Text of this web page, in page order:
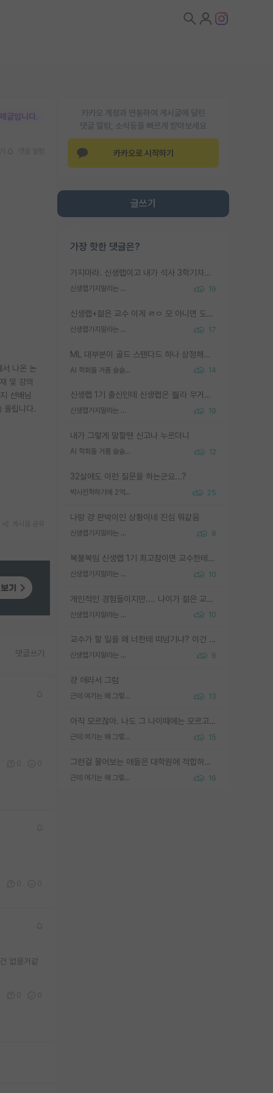
카카오 계정과 연동하여 게시글에 달린
댓글 알람, 소식등을 빠르게 받아보세요
카카오로 시작하기
글쓰기
가장 핫한 댓글은?
가지마라. 신생랩이고 내가 석사 3학기차인데 최고참인데 나도 아무것도 모르는데 교수가 후배들 왜 논문 교육 안시키냐. 논문 왜 안 써오냐 닦달한다
신생랩가지말라는 이유가 있었구나 19
신생랩+젊은 교수 이게 ㄹㅇ 모 아니면 도인듯.
신생랩가지말라는 이유가 있었구나 17
ML 대부분이 골드 스탠다드 하나 상정해놓고 (벤치마크 데이터셋이 여러 개면 여러 개 상정) 그거 얼마나 잘 맞추나 싸움임 가끔 번뜩이는 설계 철학을 보여주는 논문들도 있지만 대부분 그거 성적 얼마나 더 올리느라에 혈안이 되어 있는 측면이 잇음
AI 학회들 거품 슬슬 지적이 나오네요 14
신생랩 1기 출신인데 신생랩은 줠라 무거운 바벨 같은거임. 들면 대박인데 못들면 깔려 죽음. 아무도 알려주지 않는 환경에서 자생해야하지만, 일단 살아남았다면 그 어떤 사람보다 악착같고 생존력 높은 사람으로 거듭날 수 있음
신생랩가지말라는 이유가 있었구나 19
내가 그렇게 말할땐 신고나 누르더니
AI 학회들 거품 슬슬 지적이 나오네요 12
32살에도 이런 질문을 하는군요...?
박사진학하기에 2억은 괜찮은 (?) 정도의 경제력인가요 25
나랑 걍 판박이인 상황이네 진심 뭐같음
신생랩가지말라는 이유가 있었구나 8
복불복임 신생랩 1기 최고참이면 교수한테 직접 지도받는 시간이 매우 많음 제대로 된 교수라면 말이지 그게 아니라면 그냥 넌 해방 불가능한 노예 1호에 감점쓰레기통이 되는거고
신생랩가지말라는 이유가 있었구나 10
개인적인 경험들이지만.... 나이가 젊은 교수일수록 꼰대라는 가면을 쓴 채로 무례함을 행동하는 경우가 거의 90% 정도였음. 나이가 어린데 다른 또래들과 달리 명예, 권력, 재력까지 얻었으니 세상 다 가진 기분이겠지. 오히러 나이 든 교수들이 행동과 말을 더 조심하시더라.
신생랩가지말라는 이유가 있었구나 10
교수가 할 일을 왜 너한테 떠넘기냐? 이건 교수가 제대로 잘 알지 못하는 경우일텐데...
신생랩가지말라는 이유가 있었구나 8
걍 애라서 그럼
근데 여기는 왜 그렇게 SPK를 물어보는거임? 13
아직 모르잖아. 나도 그 나이때에는 모르고 평가 받고 안심하고 싶었어.
근데 여기는 왜 그렇게 SPK를 물어보는거임? 15
그런걸 물어보는 애들은 대학원에 적합하지 않다
근데 여기는 왜 그렇게 SPK를 물어보는거임? 16
글입니다.
서 나온 논
및 강의
선배님
올립니다.
댓글쓰기
없을거같